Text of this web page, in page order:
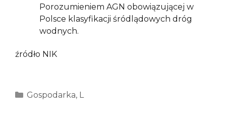
Porozumieniem AGN obowiązującej w
Polsce klasyfikacji śródlądowych dróg
wodnych.
źródło NIK
Kategorie
Gospodarka, L